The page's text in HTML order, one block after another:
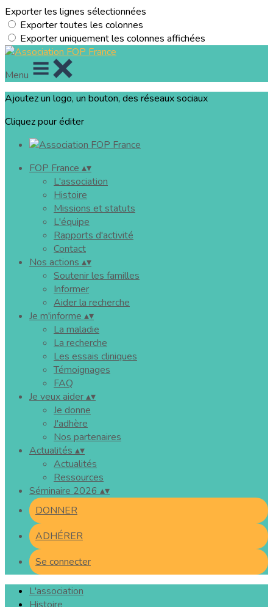
Exporter les lignes sélectionnées
Exporter toutes les colonnes
Exporter uniquement les colonnes affichées
Menu
Ajoutez un logo, un bouton, des réseaux sociaux
Cliquez pour éditer
FOP France ▴▾
L'association
Histoire
Missions et statuts
L'équipe
Rapports d'activité
Contact
Nos actions ▴▾
Soutenir les familles
Informer
Aider la recherche
Je m'informe ▴▾
La maladie
La recherche
Les essais cliniques
Témoignages
FAQ
Je veux aider▴▾
Je donne
J'adhère
Nos partenaires
Actualités ▴▾
Actualités
Ressources
Séminaire 2026 ▴▾
DONNER
ADHÉRER
Se connecter
L'association